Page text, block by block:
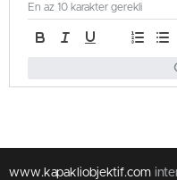
En az 10 karakter gerekli
www.kapakliobjektif.com